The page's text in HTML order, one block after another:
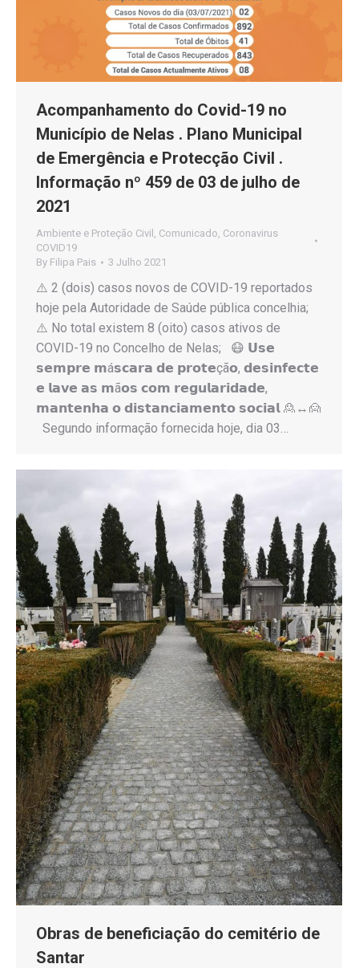
Acompanhamento do Covid-19 no
Município de Nelas . Plano Municipal
de Emergência e Protecção Civil .
Informação nº 459 de 03 de julho de
2021
Ambiente e Proteção Civil Comunicado Coronavirus
COVID19
By Filipa Pais 3 Julho 2021
⚠️ 2 (dois) casos novos de COVID-19 reportados
hoje pela Autoridade de Saúde pública concelhia;
⚠️ No total existem 8 (oito) casos ativos de
COVID-19 no Concelho de Nelas; 😷 𝗨𝘀𝗲
𝘀𝗲𝗺𝗽𝗿𝗲 𝗺á𝘀𝗰𝗮𝗿𝗮 𝗱𝗲 𝗽𝗿𝗼𝘁𝗲çã𝗼, 𝗱𝗲𝘀𝗶𝗻𝗳𝗲𝗰𝘁𝗲
𝗲 𝗹𝗮𝘃𝗲 𝗮𝘀 𝗺ã𝗼𝘀 𝗰𝗼𝗺 𝗿𝗲𝗴𝘂𝗹𝗮𝗿𝗶𝗱𝗮𝗱𝗲,
𝗺𝗮𝗻𝘁𝗲𝗻𝗵𝗮 𝗼 𝗱𝗶𝘀𝘁𝗮𝗻𝗰𝗶𝗮𝗺𝗲𝗻𝘁𝗼 𝘀𝗼𝗰𝗶𝗮𝗹 🙎↔️🙍
Segundo informação fornecida hoje, dia 03…
Obras de beneficiação do cemitério de
Santar